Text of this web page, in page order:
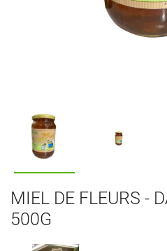
MIEL DE FLEURS -
500G